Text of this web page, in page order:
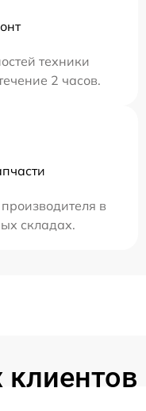
техники
2 часов.
в
складах.